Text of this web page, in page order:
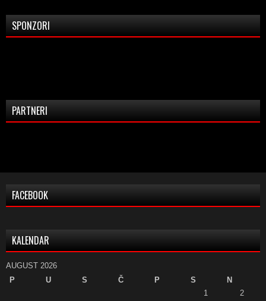
SPONZORI
PARTNERI
FACEBOOK
KALENDAR
AUGUST 2026
P
U S Č P S
N
1
2